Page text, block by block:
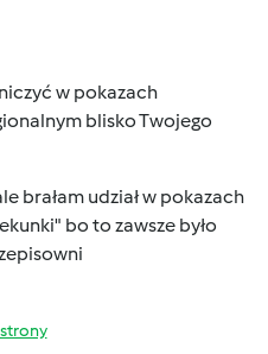
w pokazach
blisko Twojego
brałam udział w pokazach
bo to zawsze było